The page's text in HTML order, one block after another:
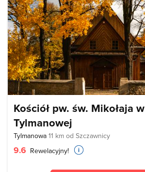
Kościół pw. św. Mikołaja w
Tylmanowej
Tylmanowa 11 km od Szczawnicy
9.6 Rewelacyjny!